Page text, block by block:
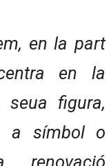
en la part
en la
figura,
a símbol o